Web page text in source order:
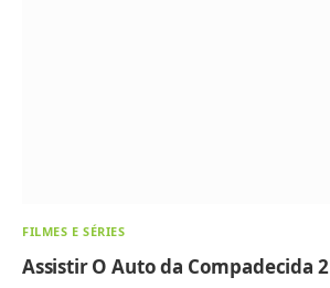
FILMES E SÉRIES
Assistir O Auto da Compadecida 2